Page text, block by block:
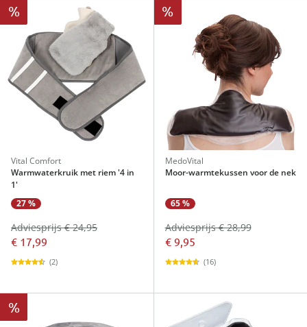
%
Vital Comfort
Warmwaterkruik met riem '4 in
1'
27 %
€ 17,99
Adviesprijs € 24,95
(2)
%
MedoVital
Moor-warmtekussen voor de nek
65 %
€ 9,95
Adviesprijs € 28,99
(16)
%